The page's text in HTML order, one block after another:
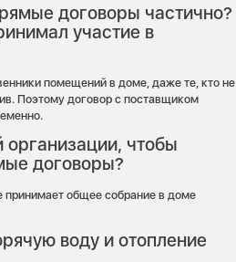
договоры частично?
участие в
помещений в доме, даже те, кто не
Поэтому договор с поставщиком
чтобы
договоры?
общее собрание в доме
воду и отопление